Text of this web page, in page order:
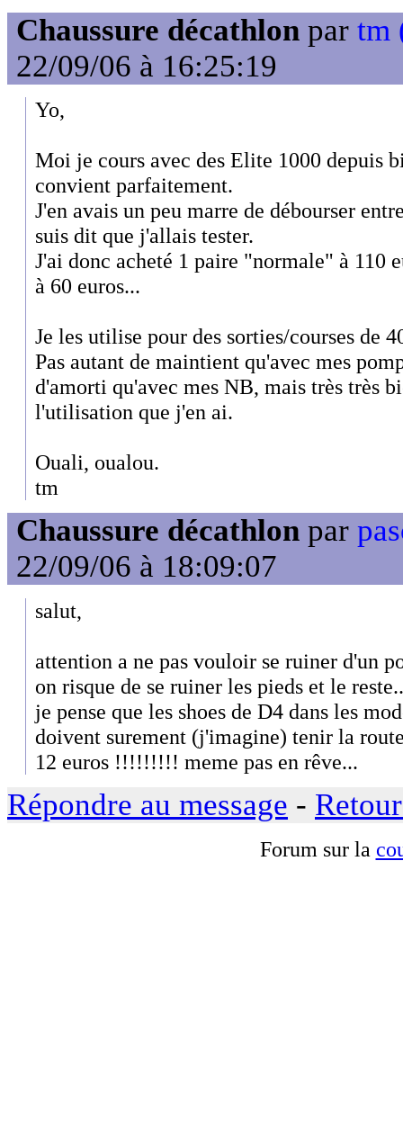
Chaussure décathlon par tm
22/09/06 à 16:25:19
Yo,
Moi je cours avec des Elite 1000 depuis
convient parfaitement.
J'en avais un peu marre de débourser
suis dit que j'allais tester.
J'ai donc acheté 1 paire "normale" à 110
à 60 euros...
Je les utilise pour des sorties/courses de
Pas autant de maintient qu'avec mes
d'amorti qu'avec mes NB, mais très très
l'utilisation que j'en ai.
Ouali, oualou.
tm
Chaussure décathlon par
22/09/06 à 18:09:07
salut,
attention a ne pas vouloir se ruiner d'un
on risque de se ruiner les pieds et le
je pense que les shoes de D4 dans les
doivent surement (j'imagine) tenir la
12 euros !!!!!!!!! meme pas en rêve...
Répondre au message -
Forum sur la